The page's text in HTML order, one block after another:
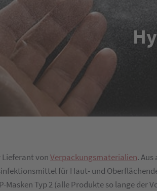
Lieferant vonVerpackungsmaterialien.
für Haut- und
Masken Typ 2 (alle Produkte so lange der